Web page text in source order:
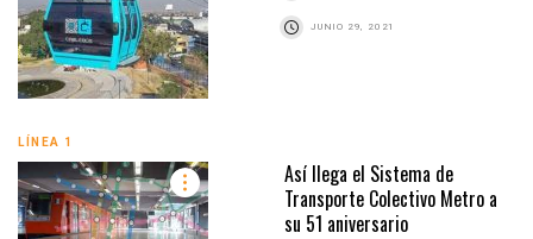
JUNIO 29, 2021
LÍNEA 1
Así llega el Sistema de
Transporte Colectivo Metro a
su 51 aniversario